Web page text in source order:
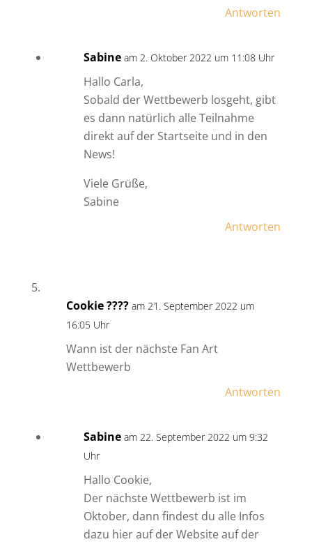
Antworten
Sabine am 2. Oktober 2022 um 11:08 Uhr
Hallo Carla,
Sobald der Wettbewerb losgeht, gibt
es dann natürlich alle Teilnahme
direkt auf der Startseite und in den
News!
Viele Grüße,
Sabine
Antworten
Cookie ???? am 21. September 2022 um
16:05 Uhr
Wann ist der nächste Fan Art
Wettbewerb
Antworten
Sabine am 22. September 2022 um 9:32
Uhr
Hallo Cookie,
Der nächste Wettbewerb ist im
Oktober, dann findest du alle Infos
dazu hier auf der Website auf der